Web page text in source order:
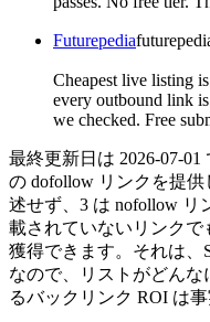
Futurepedia
Cheapest live listing
every outbound link
we checked. Free
最終更新日は 2026-07-
の dofollow リンクを提
述せず、3 は nofollow リ
載されていないリンク
獲得できます。それは、
なので、リストがどん
るバックリンク ROI は事